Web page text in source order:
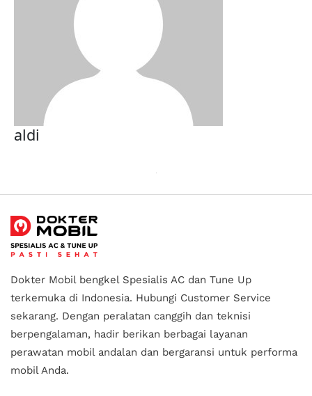
aldi
Dokter Mobil bengkel Spesialis AC dan Tune Up
terkemuka di Indonesia. Hubungi Customer Service
sekarang. Dengan peralatan canggih dan teknisi
berpengalaman, hadir berikan berbagai layanan
perawatan mobil andalan dan bergaransi untuk performa
mobil Anda.